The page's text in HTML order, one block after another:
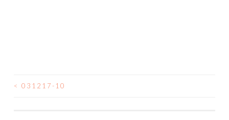
NAVIGATION
< 031217-10